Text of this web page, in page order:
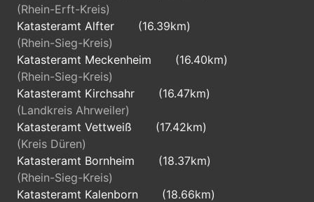
(Rhein-Erft-Kreis)
Katasteramt Alfter
(16.39km)
(Rhein-Sieg-Kreis)
Katasteramt Meckenheim
(16.40km)
(Rhein-Sieg-Kreis)
Katasteramt Kirchsahr
(16.47km)
(Landkreis Ahrweiler)
Katasteramt Vettweiß
(17.42km)
(Kreis Düren)
Katasteramt Bornheim
(18.37km)
(Rhein-Sieg-Kreis)
Katasteramt Kalenborn
(18.66km)